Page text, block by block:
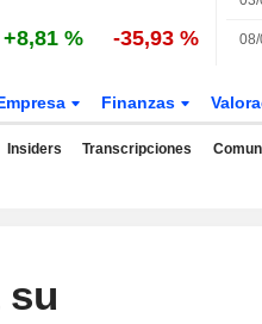
+8,81 % -35,93 % 08/
Finanzas
Insiders Transcripciones
su